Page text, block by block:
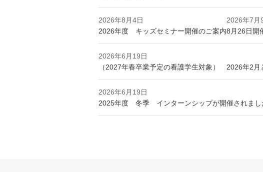
2026年8月4日
2026年度 キッズセミナー開催のご案内
2026年7月
8月26日開
2026年6月19日
（2027年春卒業予定の看護学生対象） 2026年2月
2026年6月19日
2025年度 冬季 インターンシップが開催されまし